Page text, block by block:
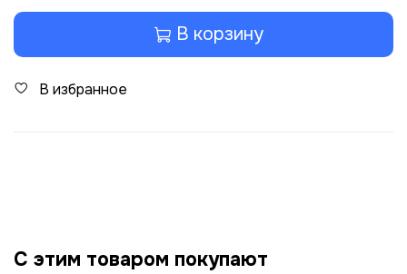
В корзину
В избранное
С этим товаром покупают